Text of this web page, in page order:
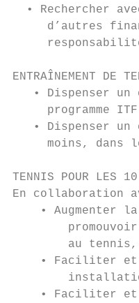
• Rechercher
d’autres
ENTRAÎNEMENT DE
• Dispenser un
programme
• Dispenser un
moins, dans
TENNIS POUR LES
En collaboration
• Augmenter
au
• Faciliter
• Faciliter